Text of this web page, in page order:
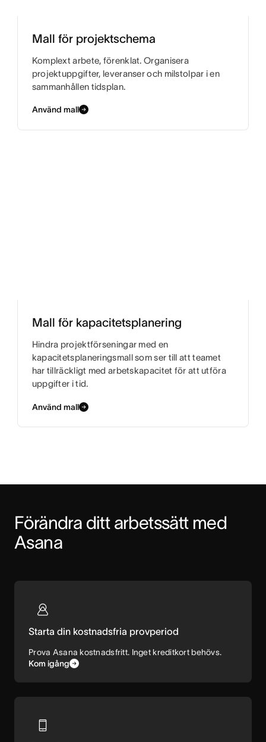
Mall för projektschema
Komplext arbete, förenklat. Organisera
projektuppgifter, leveranser och milstolpar i en
sammanhållen tidsplan.
Använd mall
Mall för kapacitetsplanering
Hindra projektförseningar med en
kapacitetsplaneringsmall som ser till att teamet
har tillräckligt med arbetskapacitet för att utföra
uppgifter i tid.
Använd mall
Förändra ditt arbetssätt med
Asana
Starta din kostnadsfria provperiod
Prova Asana kostnadsfritt. Inget kreditkort behövs.
Kom igång